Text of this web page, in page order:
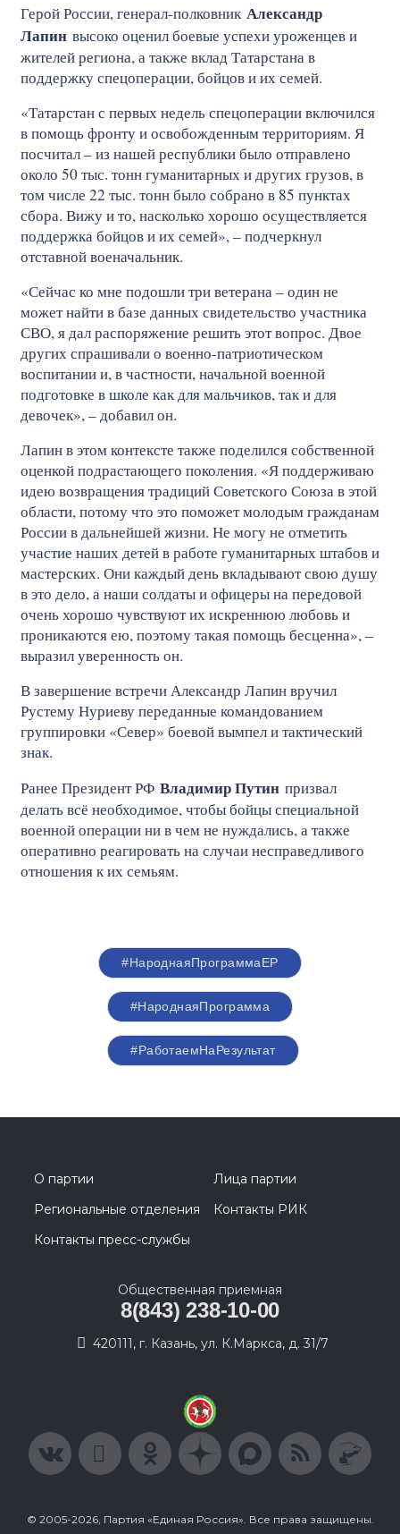
Герой России, генерал-полковник Александр
Лапин высоко оценил боевые успехи уроженцев и
жителей региона, а также вклад Татарстана в
поддержку спецоперации, бойцов и их семей.
«Татарстан с первых недель спецоперации включился
в помощь фронту и освобожденным территориям. Я
посчитал – из нашей республики было отправлено
около 50 тыс. тонн гуманитарных и других грузов, в
том числе 22 тыс. тонн было собрано в 85 пунктах
сбора. Вижу и то, насколько хорошо осуществляется
поддержка бойцов и их семей», – подчеркнул
отставной военачальник.
«Сейчас ко мне подошли три ветерана – один не
может найти в базе данных свидетельство участника
СВО, я дал распоряжение решить этот вопрос. Двое
других спрашивали о военно-патриотическом
воспитании и, в частности, начальной военной
подготовке в школе как для мальчиков, так и для
девочек», – добавил он.
Лапин в этом контексте также поделился собственной
оценкой подрастающего поколения. «Я поддерживаю
идею возвращения традиций Советского Союза в этой
области, потому что это поможет молодым гражданам
России в дальнейшей жизни. Не могу не отметить
участие наших детей в работе гуманитарных штабов и
мастерских. Они каждый день вкладывают свою душу
в это дело, а наши солдаты и офицеры на передовой
очень хорошо чувствуют их искреннюю любовь и
проникаются ею, поэтому такая помощь бесценна», –
выразил уверенность он.
В завершение встречи Александр Лапин вручил
Рустему Нуриеву переданные командованием
группировки «Север» боевой вымпел и тактический
знак.
Ранее Президент РФ Владимир Путин призвал
делать всё необходимое, чтобы бойцы специальной
военной операции ни в чем не нуждались, а также
оперативно реагировать на случаи несправедливого
отношения к их семьям.
#НароднаяПрограммаЕР
#НароднаяПрограмма
#РаботаемНаРезультат
О партии
Лица партии
Региональные отделения
Контакты РИК
Контакты пресс-службы
Общественная приемная
8(843) 238-10-00
420111, г. Казань, ул. К.Маркса, д. 31/7
© 2005-2026, Партия «Единая Россия». Все права защищены.